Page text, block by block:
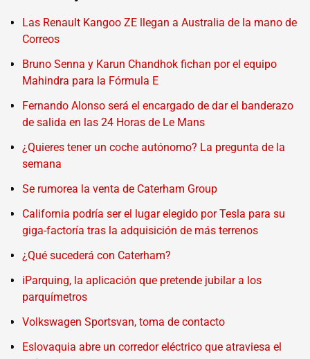
Las Renault Kangoo ZE llegan a Australia de la mano de
Correos
Bruno Senna y Karun Chandhok fichan por el equipo
Mahindra para la Fórmula E
Fernando Alonso será el encargado de dar el banderazo
de salida en las 24 Horas de Le Mans
¿Quieres tener un coche autónomo? La pregunta de la
semana
Se rumorea la venta de Caterham Group
California podría ser el lugar elegido por Tesla para su
giga-factoría tras la adquisición de más terrenos
¿Qué sucederá con Caterham?
iParquing, la aplicación que pretende jubilar a los
parquímetros
Volkswagen Sportsvan, toma de contacto
Eslovaquia abre un corredor eléctrico que atraviesa el